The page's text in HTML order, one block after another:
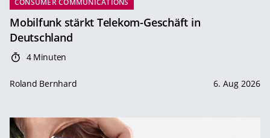
Mobilfunk stärkt Telekom-Geschäft in
Deutschland
4 Minuten
Roland Bernhard 6. Aug 2026